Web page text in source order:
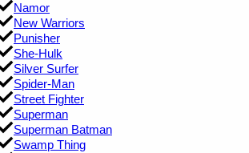
Namor
New Warriors
Punisher
She-Hulk
Silver Surfer
Spider-Man
Street Fighter
Superman
Superman Batman
Swamp Thing